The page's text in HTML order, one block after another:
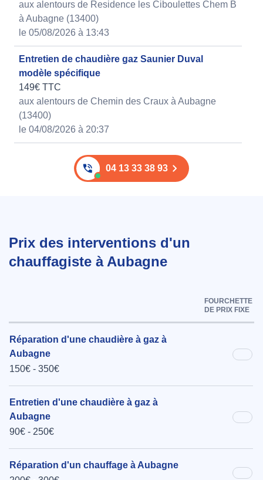
aux alentours de Residence les Ciboulettes Chem B
à Aubagne (13400)
le 05/08/2026 à 13:43
Entretien de chaudière gaz Saunier Duval
modèle spécifique
149€ TTC
aux alentours de Chemin des Craux à Aubagne
(13400)
le 04/08/2026 à 20:37
04 13 33 38 93
Prix des interventions d'un
chauffagiste à Aubagne
FOURCHETTE
DE PRIX FIXE
Réparation d'une chaudière à gaz à
Aubagne
150€ - 350€
Entretien d'une chaudière à gaz à
Aubagne
90€ - 250€
Réparation d'un chauffage à Aubagne